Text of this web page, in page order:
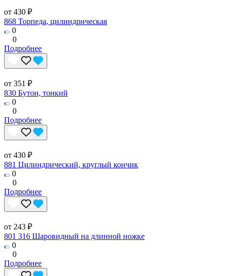
от 430 ₽
868 Торпеда, цилиндрическая
0
0
Подробнее
от 351 ₽
830 Бутон, тонкий
0
0
Подробнее
от 430 ₽
881 Цилиндрический, круглый кончик
0
0
Подробнее
от 243 ₽
801 316 Шаровидный на длинной ножке
0
0
Подробнее